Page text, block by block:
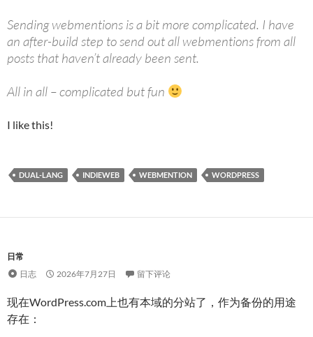
Sending webmentions is a bit more complicated. I have
an after-build step to send out all webmentions from all
posts that haven’t already been sent.
All in all – complicated but fun
I like this!
DUAL-LANG INDIEWEB WEBMENTION WORDPRESS
日常
日志
2026年7月27日 留下评论
现在WordPress.com上也有本域的分站了，作为备份的用途
存在：